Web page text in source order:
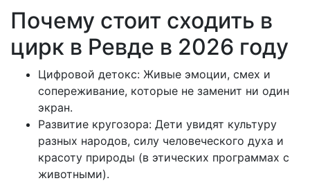
Почему стоит сходить в
цирк в Ревде в 2026 году
Цифровой детокс: Живые эмоции, смех и
сопереживание, которые не заменит ни один
экран.
Развитие кругозора: Дети увидят культуру
разных народов, силу человеческого духа и
красоту природы (в этических программах с
животными).